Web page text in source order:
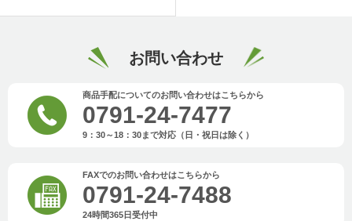
お問い合わせ
商品手配についてのお問い合わせはこちらから
0791-24-7477
9：30～18：30まで対応（日・祝日は除く）
FAXでのお問い合わせはこちらから
0791-24-7488
24時間365日受付中